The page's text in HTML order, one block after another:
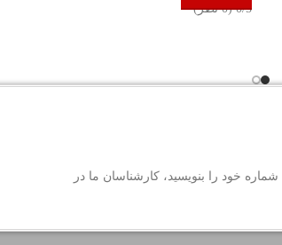
‫0/5 ‫(0 نظر)
شماره خود را بنویسید، کارشناسان ما در